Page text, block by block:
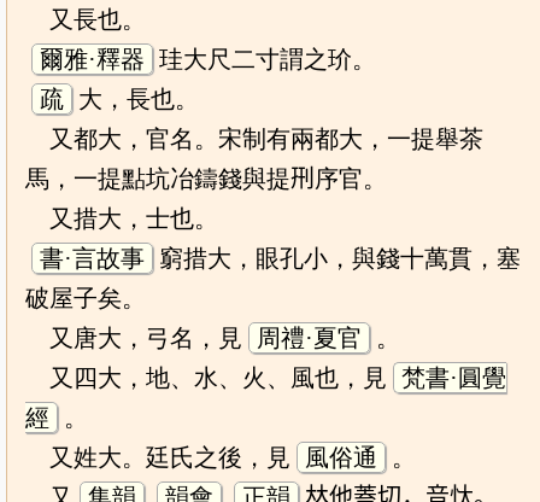
又長也。
爾雅·釋器 珪大尺二寸謂之玠。
疏 大，長也。
又都大，官名。宋制有兩都大，一提舉茶
馬，一提點坑冶鑄錢與提𠛬序官。
又措大，士也。
書·言故事 窮措大，眼孔小，與錢十萬貫，塞
破屋子矣。
又唐大，弓名，見
周禮·夏官
。
又四大，地、水、火、風也，見 梵書·圓覺
經
。
又姓大。廷氏之後，見
風俗通
。